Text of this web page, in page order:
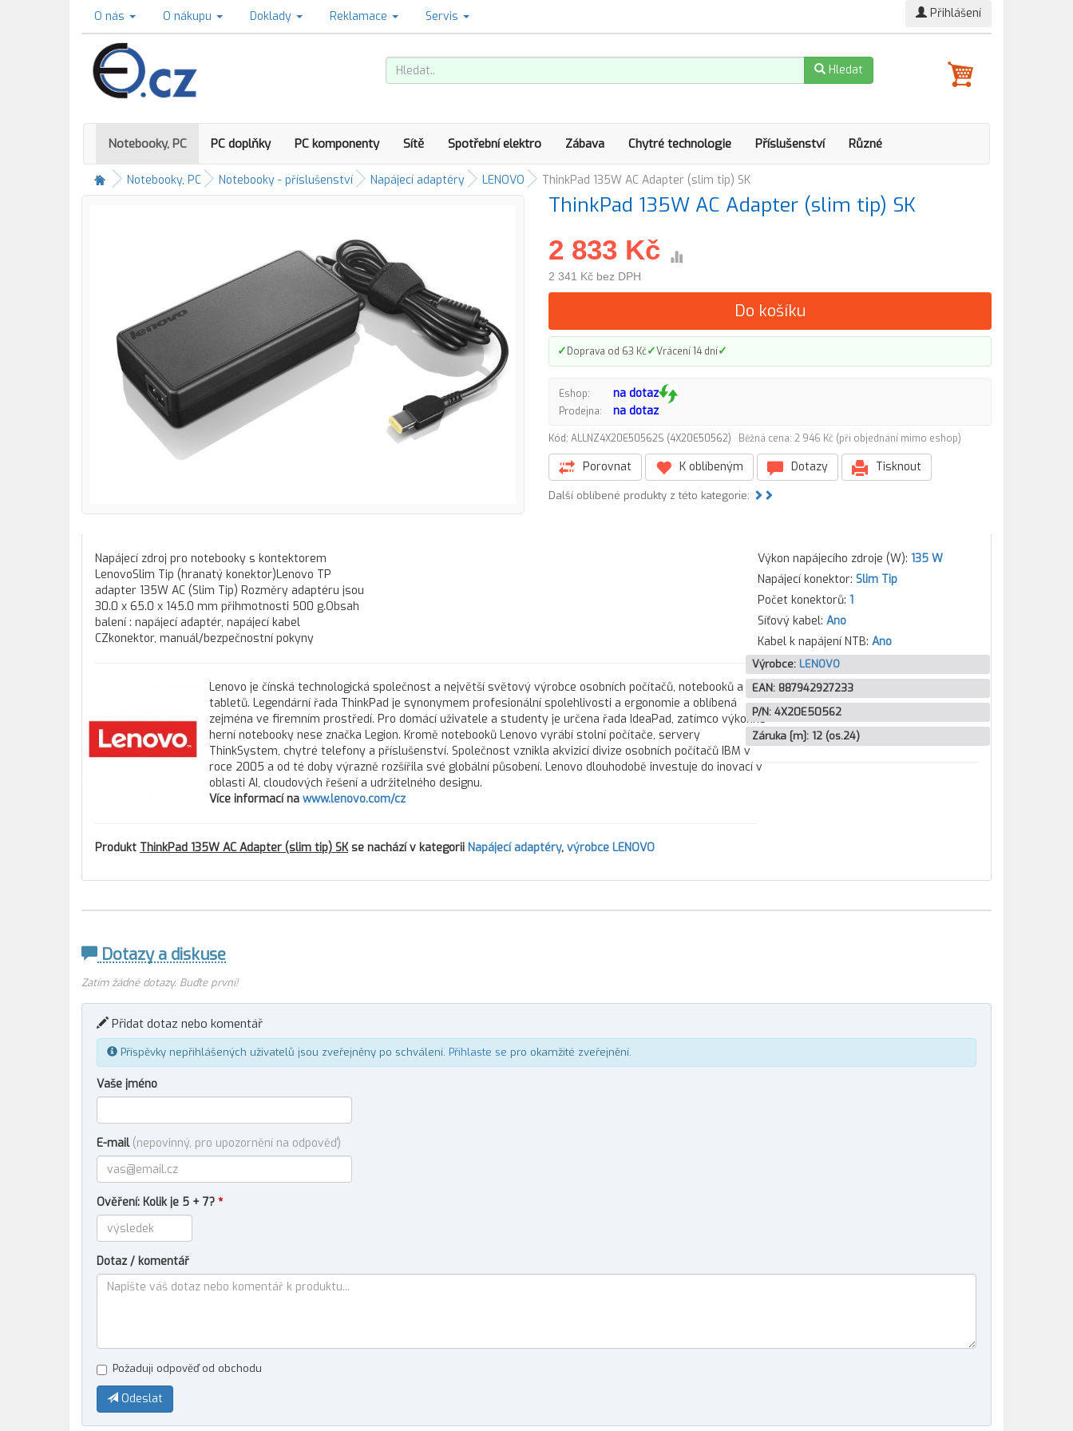
O nás O nákupu Doklady Reklamace Servis Přihlášení
Hledat
Notebooky, PC PC doplňky PC komponenty Sítě Spotřební elektro Zábava Chytré technologie Příslušenství Různé
Notebooky, PC Notebooky - příslušenství Napájecí adaptéry LENOVO ThinkPad 135W AC Adapter (slim tip) SK
ThinkPad 135W AC Adapter (slim tip) SK
2 833 Kč
2 341 Kč bez DPH
Do košíku
✓Doprava od 63 Kč✓Vrácení 14 dní✓
Eshop: na dotaz
Prodejna: na dotaz
Kód: ALLNZ4X20E50562S (4X20E50562) Běžná cena: 2 946 Kč (při objednání mimo eshop)
Porovnat K oblíbeným Dotazy Tisknout
Další oblíbené produkty z této kategorie:
Napájecí zdroj pro notebooky s kontektorem
LenovoSlim Tip (hranatý konektor)Lenovo TP
adapter 135W AC (Slim Tip) Rozměry adaptéru jsou
30.0 x 65.0 x 145.0 mm přihmotnosti 500 g.Obsah
balení : napájecí adaptér, napájecí kabel
CZkonektor, manuál/bezpečnostní pokyny
Lenovo je čínská technologická společnost a největší světový výrobce osobních počítačů, notebooků a
tabletů. Legendární řada ThinkPad je synonymem profesionální spolehlivosti a ergonomie a oblíbená
zejména ve firemním prostředí. Pro domácí uživatele a studenty je určena řada IdeaPad, zatímco výkonné
herní notebooky nese značka Legion. Kromě notebooků Lenovo vyrábí stolní počítače, servery
ThinkSystem, chytré telefony a příslušenství. Společnost vznikla akvizicí divize osobních počítačů IBM v
roce 2005 a od té doby výrazně rozšířila své globální působení. Lenovo dlouhodobě investuje do inovací v
oblasti AI, cloudových řešení a udržitelného designu.
Více informací na www.lenovo.com/cz
Produkt ThinkPad 135W AC Adapter (slim tip) SKse nachází v kategorii Napájecí adaptéry, výrobce LENOVO
Výkon napájecího zdroje (W): 135 W
Napájecí konektor: Slim Tip
Počet konektorů: 1
Síťový kabel: Ano
Kabel k napájení NTB: Ano
Výrobce: LENOVO
EAN: 887942927233
P/N: 4X20E50562
Záruka [m]: 12 (os.24)
Dotazy a diskuse
Zatím žádné dotazy. Buďte první!
Přidat dotaz nebo komentář
Příspěvky nepřihlášených uživatelů jsou zveřejněny po schválení. Přihlaste se pro okamžité zveřejnění.
Vaše jméno
E-mail (nepovinný, pro upozornění na odpověď)
Ověření: Kolik je 5 + 7? *
Dotaz / komentář
Požaduji odpověď od obchodu
Odeslat